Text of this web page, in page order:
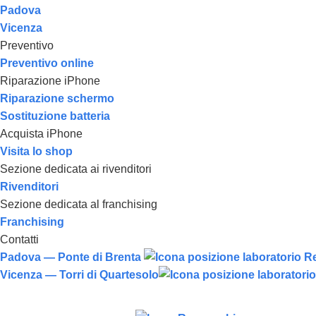
Padova
Vicenza
Preventivo
Preventivo online
Riparazione iPhone
Riparazione schermo
Sostituzione batteria
Acquista iPhone
Visita lo shop
Sezione dedicata ai rivenditori
Rivenditori
Sezione dedicata al franchising
Franchising
Contatti
Padova — Ponte di Brenta
Vicenza — Torri di Quartesolo